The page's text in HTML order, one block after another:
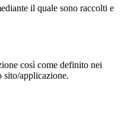
il quale sono raccolti e
così come definito nei
sito/applicazione.